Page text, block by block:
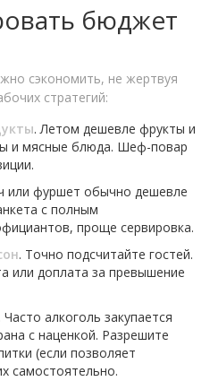
бюджет
сэкономить, не жертвуя
стратегий:
. Летом дешевле фрукты и
и мясные блюда. Шеф-повар
или фуршет обычно дешевле
с полным
проще сервировка.
. Точно подсчитайте гостей.
или доплата за превышение
. Часто алкоголь закупается
с наценкой. Разрешите
(если позволяет
самостоятельно.